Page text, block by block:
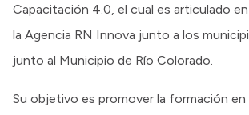
Capacitación 4.0, el cual es articulado
la Agencia RN Innova junto a los
junto al Municipio de Río Colorado.
Su objetivo es promover la formación en